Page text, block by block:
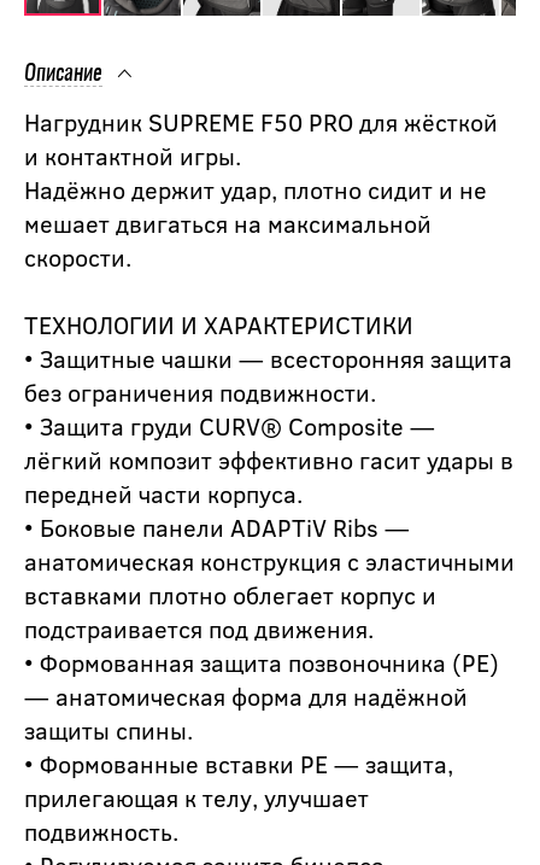
Описание
Нагрудник SUPREME F50 PRO для жёсткой
и контактной игры.
Надёжно держит удар, плотно сидит и не
мешает двигаться на максимальной
скорости.
ТЕХНОЛОГИИ И ХАРАКТЕРИСТИКИ
• Защитные чашки — всесторонняя защита
без ограничения подвижности.
• Защита груди CURV® Composite —
лёгкий композит эффективно гасит удары в
передней части корпуса.
• Боковые панели ADAPTiV Ribs —
анатомическая конструкция с эластичными
вставками плотно облегает корпус и
подстраивается под движения.
• Формованная защита позвоночника (PE)
— анатомическая форма для надёжной
защиты спины.
• Формованные вставки PE — защита,
прилегающая к телу, улучшает
подвижность.